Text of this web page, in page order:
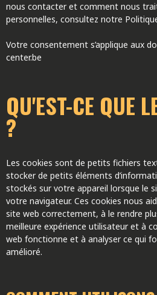
nous contacter et comment nous
personnelles, consultez notre
Votre consentement s’applique aux
center.be
QU'EST-CE QUE
?
Les cookies sont de petits fichiers
stocker de petits éléments
stockés sur votre appareil lorsque le
votre navigateur. Ces cookies nous
site web correctement, à le rendre
meilleure expérience utilisateur et à
web fonctionne et à analyser ce qui
amélioré.